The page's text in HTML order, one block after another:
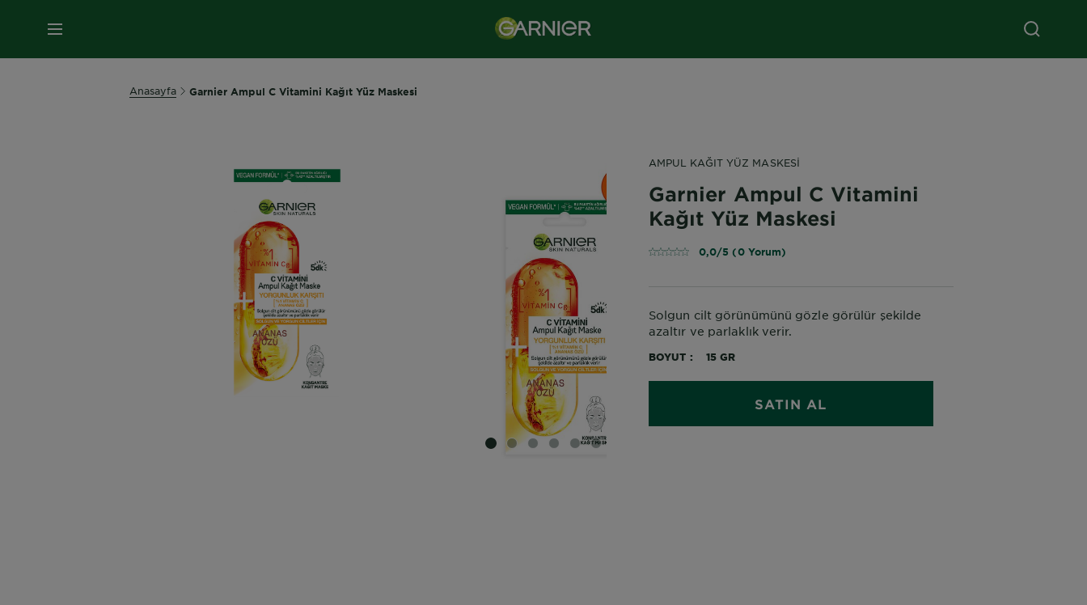
MENÜ
Anasayfa Garnier Ampul C Vitamini Kağıt Yüz Maskesi
SLIDE 1SLIDE 2
SLIDE 3
SLIDE 4
SLIDE 5SLIDE 6
AMPUL KAĞIT YÜZ MASKESI
Garnier Ampul C Vitamini
Kağıt Yüz Maskesi
0,0/5 (0 Yorum)
Solgun cilt görünümünü gözle görülür şekilde
azaltır ve parlaklık verir.
BOYUT 15 GR
SATIN AL